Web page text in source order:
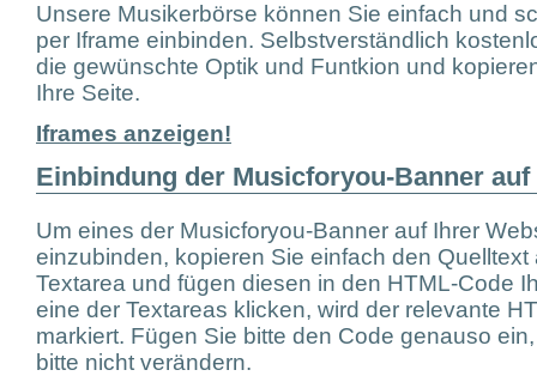
Unsere Musikerbörse können Sie einfach und
per Iframe einbinden. Selbstverständlich
die gewünschte Optik und Funtkion und
Ihre Seite.
Iframes anzeigen!
Einbindung der Musicforyou-Banner
Um eines der Musicforyou-Banner auf Ihrer
einzubinden, kopieren Sie einfach den Quelltext
Textarea und fügen diesen in den HTML-Code
eine der Textareas klicken, wird der relevante
markiert. Fügen Sie bitte den Code genauso
bitte nicht verändern.